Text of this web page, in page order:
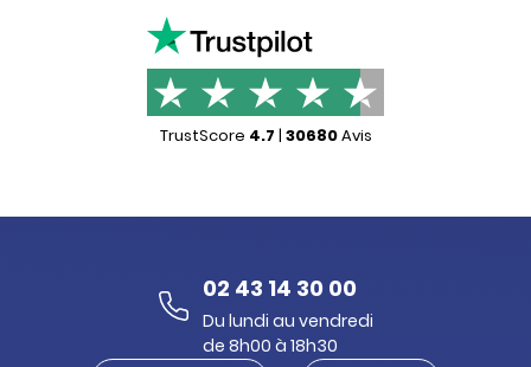
TrustScore 4.7 | 30680Avis
02 43 14 30 00
Du lundi au vendredi
de 8h00 à 18h30